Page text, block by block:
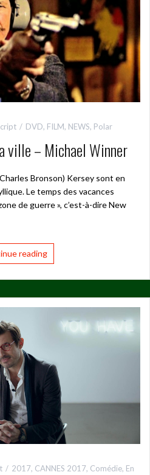
DVD, FILM, NEWS, Polar
ville – Michael Winner
Bronson) Kersey sont en
Le temps des vacances
de guerre », c’est-à-dire New
reading
2017, CANNES 2017, Comédie, En